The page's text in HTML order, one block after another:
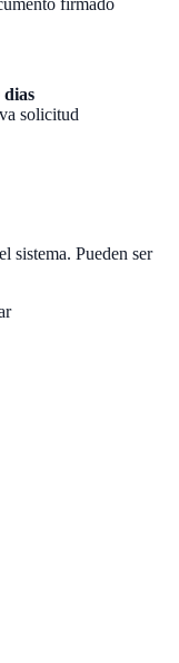
firmado
dias
solicitud
sistema. Pueden ser